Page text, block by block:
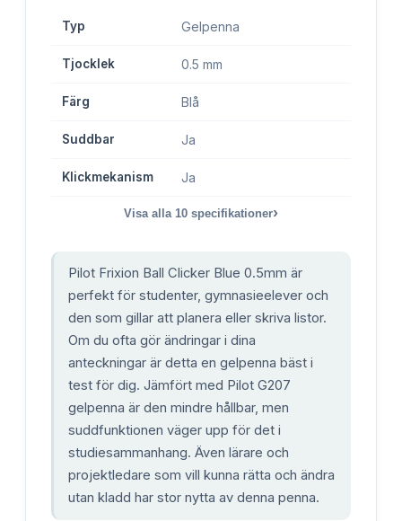
Typ Gelpenna
Tjocklek 0.5 mm
Färg Blå
Suddbar Ja
Klickmekanism Ja
Visa alla 10 specifikationer›
Pilot Frixion Ball Clicker Blue 0.5mm är
perfekt för studenter, gymnasieelever och
den som gillar att planera eller skriva listor.
Om du ofta gör ändringar i dina
anteckningar är detta en gelpenna bäst i
test för dig. Jämfört med Pilot G207
gelpenna är den mindre hållbar, men
suddfunktionen väger upp för det i
studiesammanhang. Även lärare och
projektledare som vill kunna rätta och ändra
utan kladd har stor nytta av denna penna.